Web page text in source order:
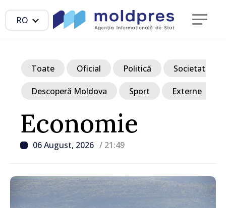
RO
Economie
06 August, 2026 / 21:49
Toate Oficial Politică Societate
Descoperă Moldova Sport Externe